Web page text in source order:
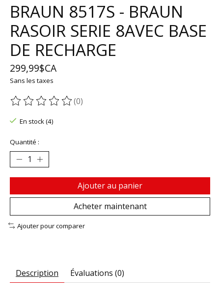
BRAUN 8517S - BRAUN
RASOIR SERIE 8AVEC BASE
DE RECHARGE
299,99$CA
Sans les taxes
Ce produit est évalué à
(0)
En stock (4)
Quantité :
Ajouter au panier
Acheter maintenant
Ajouter pour comparer
Description Évaluations (0)